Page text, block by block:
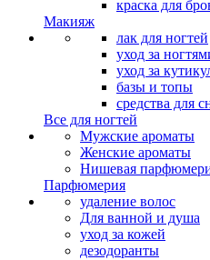
краска для
Макияж
лак для ногтей
уход за
уход за
базы и топы
средства для
Все для ногтей
Мужские ароматы
Женские ароматы
Нишевая
Парфюмерия
удаление волос
Для ванной и душа
уход за кожей
дезодоранты